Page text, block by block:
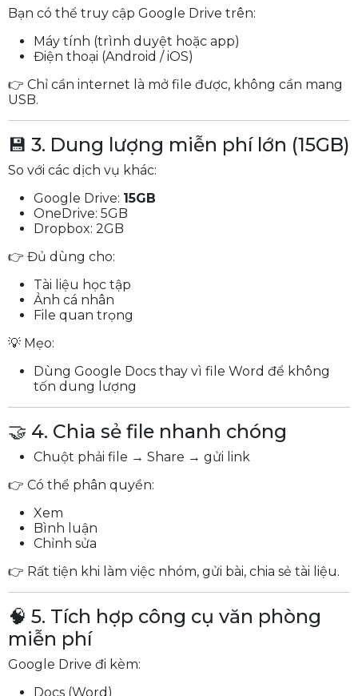
Bạn có thể truy cập Google Drive trên:
Máy tính (trình duyệt hoặc app)
Điện thoại (Android / iOS)
👉 Chỉ cần internet là mở file được, không cần mang
USB.
💾 3. Dung lượng miễn phí lớn (15GB)
So với các dịch vụ khác:
Google Drive: 15GB
OneDrive: 5GB
Dropbox: 2GB
👉 Đủ dùng cho:
Tài liệu học tập
Ảnh cá nhân
File quan trọng
💡 Mẹo:
Dùng Google Docs thay vì file Word để không
tốn dung lượng
🤝 4. Chia sẻ file nhanh chóng
Chuột phải file → Share → gửi link
👉 Có thể phân quyền:
Xem
Bình luận
Chỉnh sửa
👉 Rất tiện khi làm việc nhóm, gửi bài, chia sẻ tài liệu.
🧠 5. Tích hợp công cụ văn phòng
miễn phí
Google Drive đi kèm:
Docs (Word)